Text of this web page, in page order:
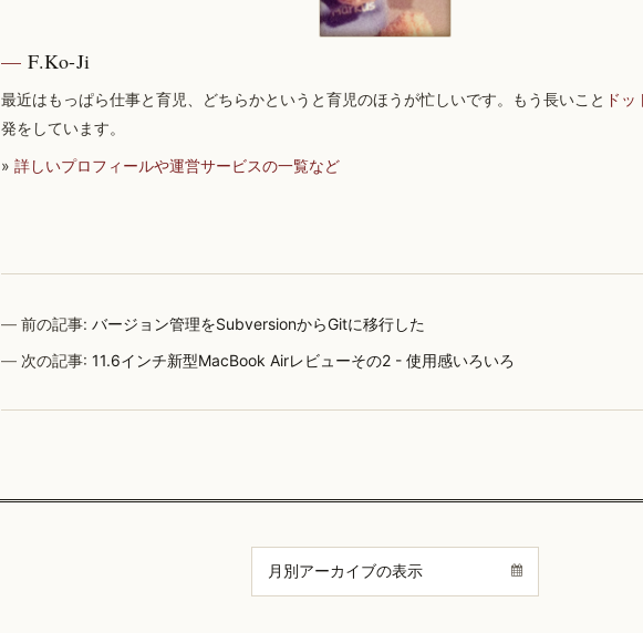
F.Ko-Ji
最近はもっぱら仕事と育児、どちらかというと育児のほうが忙しいです。もう長いこと ド
発をしています。
» 詳しいプロフィールや運営サービスの一覧など
前の記事:バージョン管理をSubversionからGitに移行した
次の記事:11.6インチ新型MacBook Airレビューその2 - 使用感いろいろ